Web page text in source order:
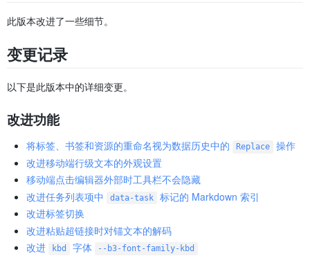
此版本改进了一些细节。
变更记录
以下是此版本中的详细变更。
改进功能
将标签、书签和资源的重命名视为数据历史中的 Replace
操作
改进移动端行级文本的外观设置
移动端点击编辑器外部时工具栏不会隐藏
改进任务列表项中
data-task
标记的 Markdown 索引
改进标签切换
改进粘贴超链接时对锚文本的解码
改进
kbd 字体 --b3-font-family-kbd